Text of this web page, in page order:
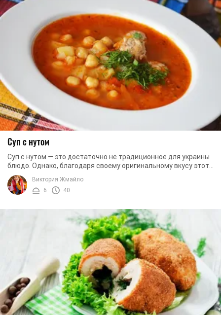
Суп с нутом
Суп с нутом — это достаточно не традиционное для украины
блюдо. Однако, благодаря своему оригинальному вкусу этот
суп нашел своих сторонников и ...
Виктория Жмайло
6
40